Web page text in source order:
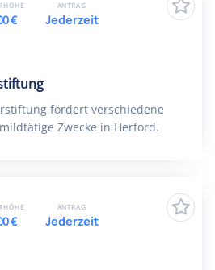
fördert verschiedene
Zwecke in Herford.
€
ANTRAG
Jederzeit
€
ANTRAG
Jederzeit